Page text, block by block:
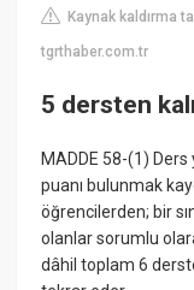
Kaynak kaldırma
tgrthaber.com.tr
5 dersten
MADDE 58-(1)
puanı bulunmak
öğrencilerden; bir
olanlar sorumlu
dâhil toplam 6